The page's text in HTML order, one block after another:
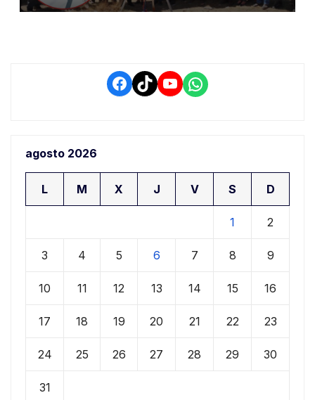
conductores
Facebook
TikTokYouTube
WhatsApp
agosto 2026
L M X J V S D
1 2
3 4 5 6 7 8 9
10 11 12 13 14 15 16
17 18 19 20 21 22 23
24 25 26 27 28 29 30
31